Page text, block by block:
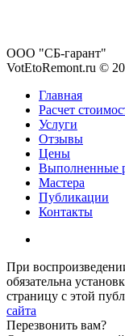
ООО "СБ-гарант"
VotEtoRemont.ru ©
Главная
Расчет
Услуги
Отзывы
Цены
Выполненные
Мастера
Публикации
Контакты
При
обязательна
страницу с этой
сайта
Перезвонить вам?